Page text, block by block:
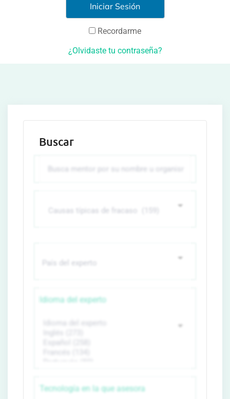
Recordarme
¿Olvidaste tu contraseña?
Buscar
Idioma del experto
Tecnología en la que asesora